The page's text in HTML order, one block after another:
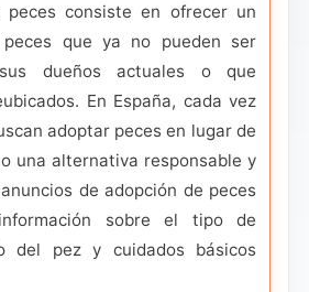
peces consiste en ofrecer un
que ya no pueden ser
dueños actuales o que
En España, cada vez
adoptar peces en lugar de
una alternativa responsable y
de adopción de peces
sobre el tipo de
del pez y cuidados básicos